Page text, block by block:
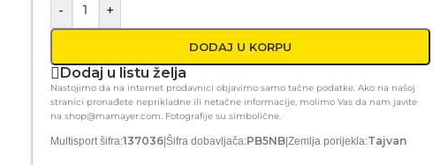
- +
DODAJ U KORPU
Dodaj u listu želja
Nastojimo da na internet prodavnici objavimo samo tačne podatke. Ako na našoj
stranici pronađete neprikladne ili netačne informacije, molimo Vas da nam javite
na shop@mamayer.com. Fotografije su simbolične.
Multisport šifra:137036| Šifra dobavljača:PB5NB| Zemlja porijekla:Tajvan